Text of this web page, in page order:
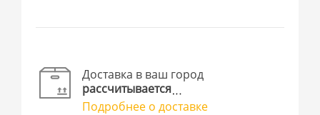
Доставка в ваш город
рассчитывается
Подробнее о доставке